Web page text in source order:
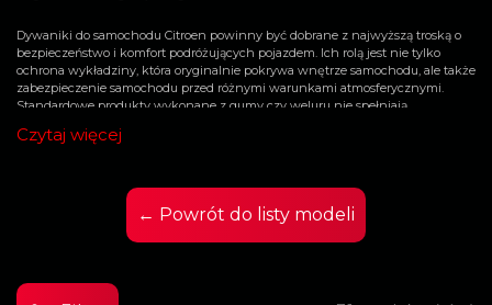
e
k
c
j
a
:
Dywaniki do samochodu Citroen powinny być dobrane z najwyższą troską o
bezpieczeństwo i komfort podróżujących pojazdem. Ich rolą jest nie tylko
ochrona wykładziny, która oryginalnie pokrywa wnętrze samochodu, ale także
zabezpieczenie samochodu przed różnymi warunkami atmosferycznymi.
Standardowe produkty wykonane z gumy czy weluru nie spełniają
temperaturach, mają niską wchłanialność płynów. Dywaniki gumowe
inna opcja? Tak, prezentujemy nowoczesne dywaniki do samochodu Citroen
wykonane z materiału EVA.
Dlaczego dywaniki samochodowe EVA do
Czytaj więcej
← Powrót do listy modeli